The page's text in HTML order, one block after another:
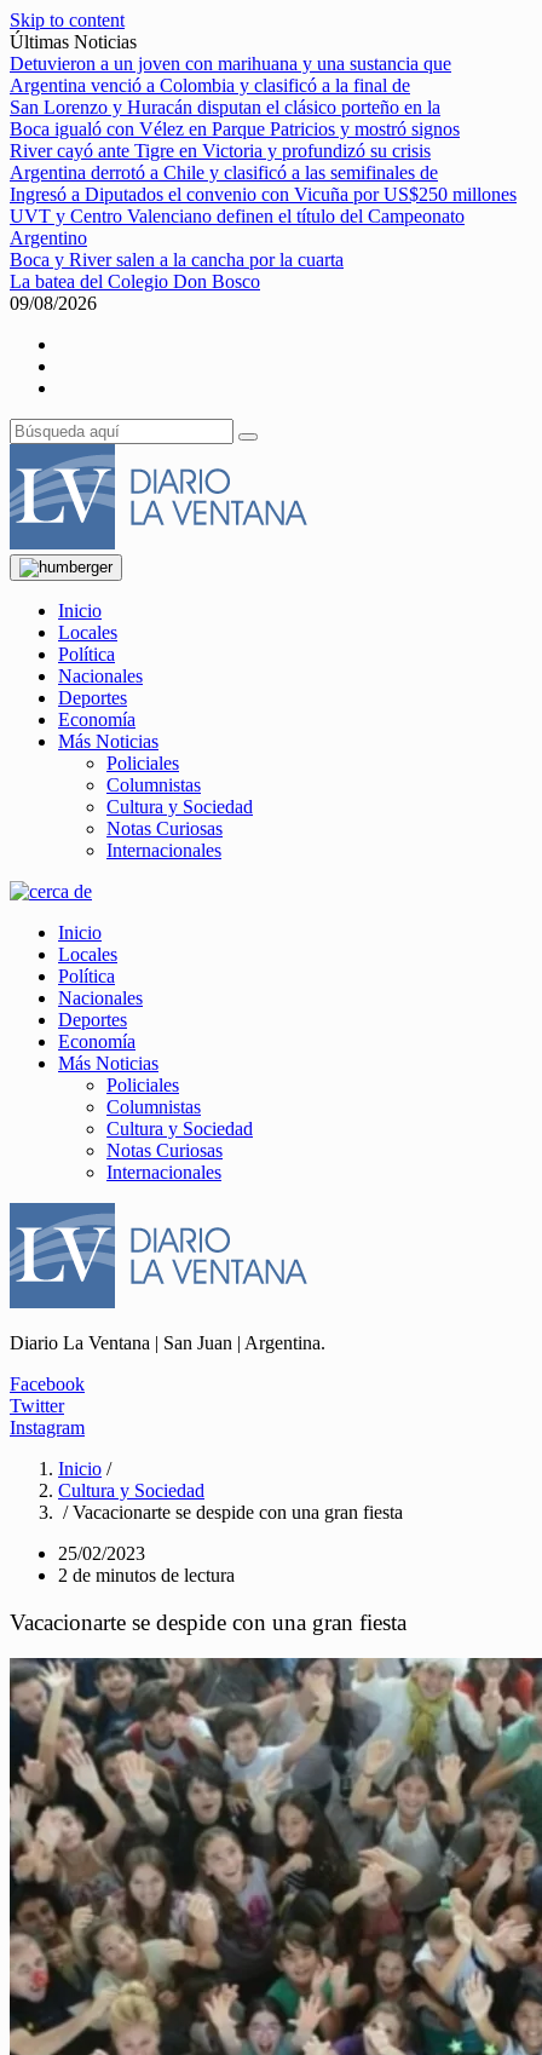
Skip to content
Últimas Noticias
Detuvieron a un joven con marihuana y una sustancia que
Argentina venció a Colombia y clasificó a la final de
San Lorenzo y Huracán disputan el clásico porteño en la
Boca igualó con Vélez en Parque Patricios y mostró signos
River cayó ante Tigre en Victoria y profundizó su crisis
Argentina derrotó a Chile y clasificó a las semifinales de
Ingresó a Diputados el convenio con Vicuña por US$250 millones
UVT y Centro Valenciano definen el título del Campeonato
Argentino
Boca y River salen a la cancha por la cuarta
La batea del Colegio Don Bosco
09/08/2026
Inicio
Locales
Política
Nacionales
Deportes
Economía
Más Noticias
Policiales
Columnistas
Cultura y Sociedad
Notas Curiosas
Internacionales
Inicio
Locales
Política
Nacionales
Deportes
Economía
Más Noticias
Policiales
Columnistas
Cultura y Sociedad
Notas Curiosas
Internacionales
Diario La Ventana | San Juan | Argentina.
Facebook
Twitter
Instagram
Inicio /
Cultura y Sociedad
/ Vacacionarte se despide con una gran fiesta
25/02/2023
2 de minutos de lectura
Vacacionarte se despide con una gran fiesta